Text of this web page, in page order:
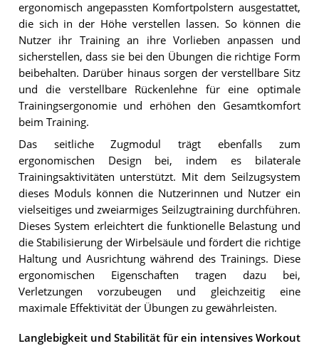
ergonomisch angepassten Komfortpolstern ausgestattet,
die sich in der Höhe verstellen lassen. So können die
Nutzer ihr Training an ihre Vorlieben anpassen und
sicherstellen, dass sie bei den Übungen die richtige Form
beibehalten. Darüber hinaus sorgen der verstellbare Sitz
und die verstellbare Rückenlehne für eine optimale
Trainingsergonomie und erhöhen den Gesamtkomfort
beim Training.
Das seitliche Zugmodul trägt ebenfalls zum
ergonomischen Design bei, indem es bilaterale
Trainingsaktivitäten unterstützt. Mit dem Seilzugsystem
dieses Moduls können die Nutzerinnen und Nutzer ein
vielseitiges und zweiarmiges Seilzugtraining durchführen.
Dieses System erleichtert die funktionelle Belastung und
die Stabilisierung der Wirbelsäule und fördert die richtige
Haltung und Ausrichtung während des Trainings. Diese
ergonomischen Eigenschaften tragen dazu bei,
Verletzungen vorzubeugen und gleichzeitig eine
maximale Effektivität der Übungen zu gewährleisten.
Langlebigkeit und Stabilität für ein intensives Workout